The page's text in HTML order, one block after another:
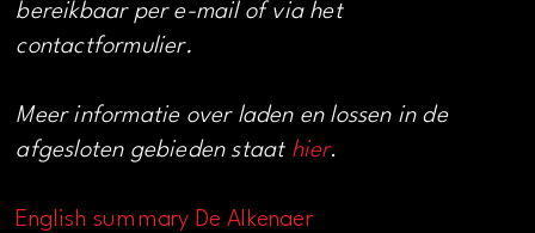
bereikbaar per e-mail of via het
contactformulier.
Meer informatie over laden en lossen in de
afgesloten gebieden staat hier.
English summary De Alkenaer